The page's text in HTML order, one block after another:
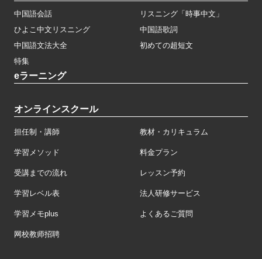
中国語会話
リスニング「時事中文」
ひよこ中文リスニング
中国語歌詞
中国語文法大全
初めての超短文
特集
eラーニング
オンラインスクール
担任制・講師 教材・カリキュラム
学習メソッド 料金プラン
受講までの流れ レッスン予約
学習レベル表 法人研修サービス
学習メモplus よくあるご質問
网校教师招聘